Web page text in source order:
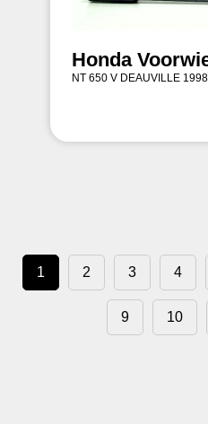
Honda
NT 650 V DEAUVILLE
1 2 3 4
9 10